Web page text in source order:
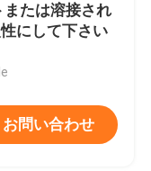
たは溶接され
にして下さい
お問い合わせ